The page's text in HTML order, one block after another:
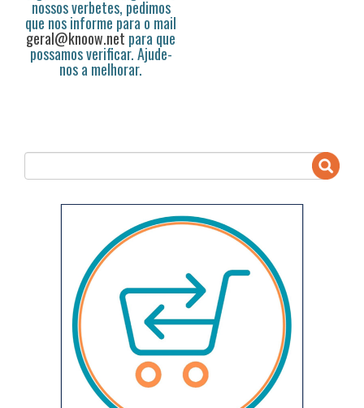
nossos verbetes, pedimos
que nos informe para o mail
geral@knoow.net para que
possamos verificar. Ajude-
nos a melhorar.